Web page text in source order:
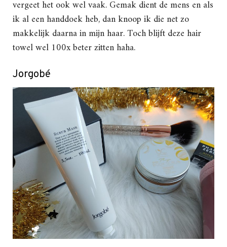
vergeet het ook wel vaak. Gemak dient de mens en als
ik al een handdoek heb, dan knoop ik die net zo
makkelijk daarna in mijn haar. Toch blijft deze hair
towel wel 100x beter zitten haha.
Jorgobé